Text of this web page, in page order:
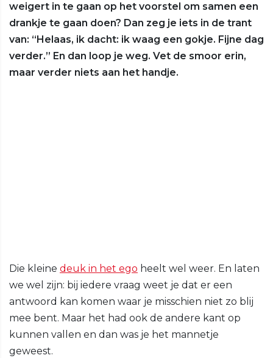
weigert in te gaan op het voorstel om samen een
drankje te gaan doen? Dan zeg je iets in de trant
van: “Helaas, ik dacht: ik waag een gokje. Fijne dag
verder.” En dan loop je weg. Vet de smoor erin,
maar verder niets aan het handje.
Die kleine deuk in het ego heelt wel weer. En laten
we wel zijn: bij iedere vraag weet je dat er een
antwoord kan komen waar je misschien niet zo blij
mee bent. Maar het had ook de andere kant op
kunnen vallen en dan was je het mannetje
geweest.